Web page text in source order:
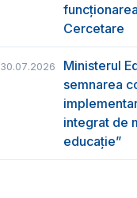
Cercetare
30.07.2026
Ministerul
semnarea
integrat de
educație”